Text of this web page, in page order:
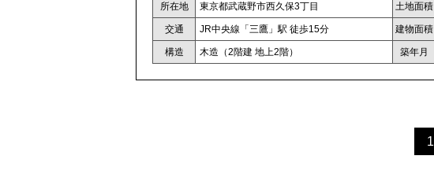
所在地 東京都武蔵野市西久保3丁目 土地面積
交通 JR中央線「三鷹」駅 徒歩15分 建物面積
構造 木造（2階建 地上2階） 築年月
1